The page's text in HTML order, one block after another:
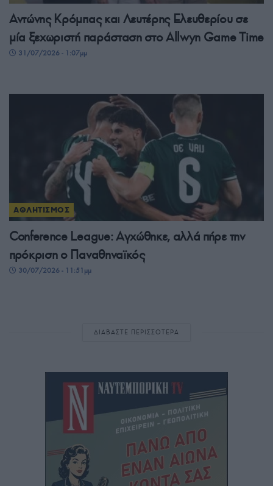
Αντώνης Κρόμπας και Λευτέρης Ελευθερίου σε
μία ξεχωριστή παράσταση στο Allwyn Game Time
31/07/2026 - 1:07μμ
ΑΘΛΗΤΙΣΜΟΣ
Conference League: Αγχώθηκε, αλλά πήρε την
πρόκριση ο Παναθηναϊκός
30/07/2026 - 11:51μμ
ΔΙΑΒΑΣΤΕ ΠΕΡΙΣΣΟΤΕΡΑ